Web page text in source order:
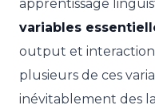
apprentissage
variables
output et interaction.
plusieurs de ces
inévitablement des